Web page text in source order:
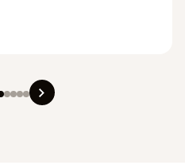
Prospektu
Slajd 1
Slajd 2
Slajd 3
Slajd 4
Slajd 5